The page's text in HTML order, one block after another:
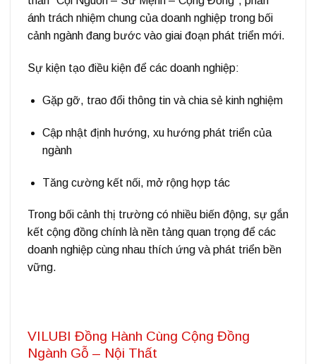
ánh trách nhiệm chung của doanh nghiệp trong bối
cảnh ngành đang bước vào giai đoạn phát triển mới.
Sự kiện tạo điều kiện để các doanh nghiệp:
Gặp gỡ, trao đổi thông tin và chia sẻ kinh nghiệm
Cập nhật định hướng, xu hướng phát triển của
ngành
Tăng cường kết nối, mở rộng hợp tác
Trong bối cảnh thị trường có nhiều biến động, sự gắn
kết cộng đồng chính là nền tảng quan trọng để các
doanh nghiệp cùng nhau thích ứng và phát triển bền
vững.
VILUBI Đồng Hành Cùng Cộng Đồng
Ngành Gỗ – Nội Thất